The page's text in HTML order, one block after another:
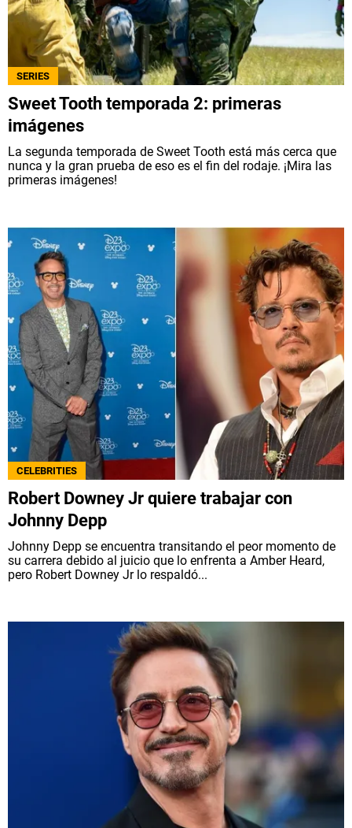
SERIES
Sweet Tooth temporada 2: primeras
imágenes
La segunda temporada de Sweet Tooth está más cerca que
nunca y la gran prueba de eso es el fin del rodaje. ¡Mira las
primeras imágenes!
CELEBRITIES
Robert Downey Jr quiere trabajar con
Johnny Depp
Johnny Depp se encuentra transitando el peor momento de
su carrera debido al juicio que lo enfrenta a Amber Heard,
pero Robert Downey Jr lo respaldó...